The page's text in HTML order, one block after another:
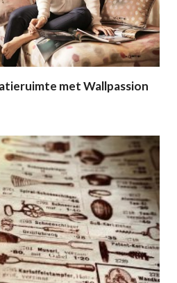
met Wallpassion